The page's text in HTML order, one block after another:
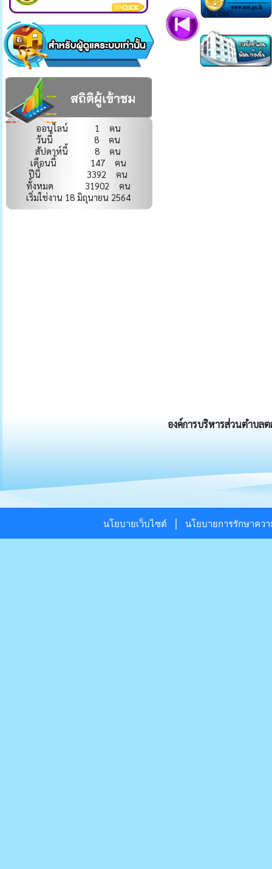
ออนไลน์ 1 คน
วันนี้ 8 คน
สัปดาห์นี้ 8 คน
เดือนนี้ 147 คน
ปีนี้ 3392 คน
ทั้งหมด 31902 คน
เริ่มใช่งาน 18 มิถุนายน 2564
องค์การบริหารส่วนตำบล
นโยบายเว็บไซต์ | นโยบายการรักษาคว